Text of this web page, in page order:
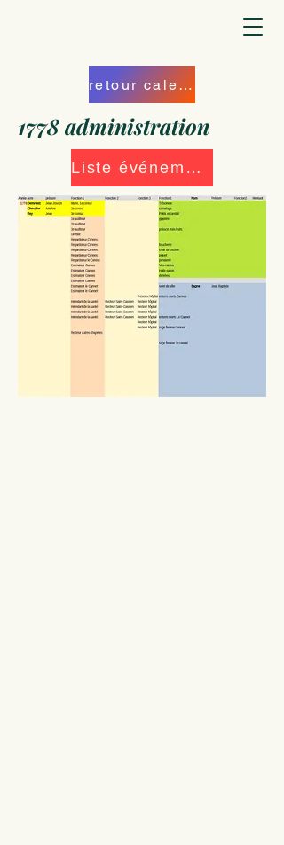
retour calendrier
1778 administration
Liste événements